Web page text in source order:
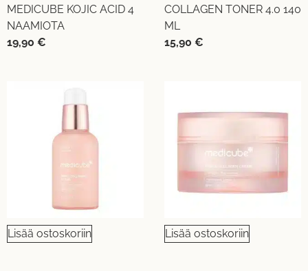
MEDICUBE KOJIC ACID 4
NAAMIOTA
19,90 €
COLLAGEN TONER 4.0 140
ML
15,90 €
Lisää ostoskoriin Lisää ostoskoriin